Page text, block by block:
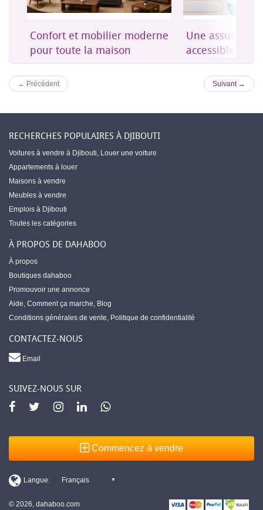
Confort et mobilier moderne
pour toute la maison
Une
accessible à
← Précédent Suivant →
RECHERCHES POPULAIRES À DJIBOUTI
Voitures à vendre à Djibouti, Louer une voiture
Appartements à louer
Maisons à vendre
Meubles à vendre
Emplois à Djibouti
Toutes les catégories
À PROPOS DE DAHABOO
À propos
Boutiques dahaboo
Promouvoir une annonce
Aide, Comment ça marche, Blog
Conditions générales de vente, Politique de confidentialité
CONTACTEZ-NOUS
Email
SUIVEZ-NOUS SUR
Commencez à vendre
© 2026, dahaboo.com